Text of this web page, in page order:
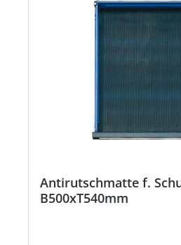
Antirutschmatte f.
B500xT540mm